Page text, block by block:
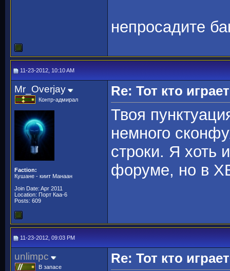
непросадите
11-23-2012, 10:10 AM
Mr_Overjay
Контр-адмирал
Faction:
Кушане - киит Манаан
Join Date: Apr 2011
Location: Порт Каа-6
Posts: 609
Re: Тот кто
Твоя
немного
строки. Я хоть
форуме, но в
11-23-2012, 09:03 PM
unlimpc
В запасе
Re: Тот кто